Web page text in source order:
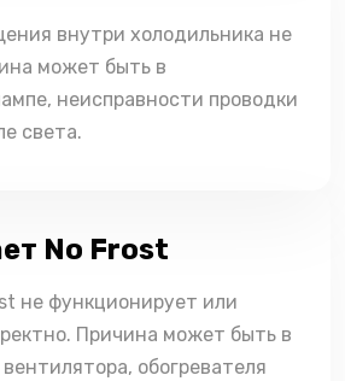
внутри холодильника не
может быть в
неисправности проводки
света.
No Frost
не функционирует или
Причина может быть в
обогревателя